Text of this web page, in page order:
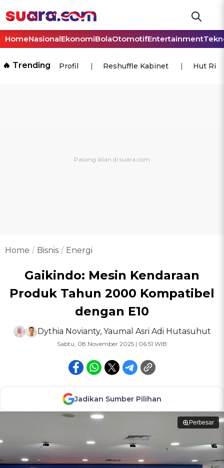
HomeNasionalEkonomiBolaOtomotifEntertainment
🔥 Trending Profil Reshuffle Kabinet Hut Ri
Home Bisnis Energi
Gaikindo: Mesin Kendaraan
Produk Tahun 2000 Kompatibel
dengan E10
Dythia Novianty, Yaumal Asri Adi Hutasuhut
Sabtu, 08 November 2025 | 06:51 WIB
Jadikan Sumber Pilihan
Perbesar